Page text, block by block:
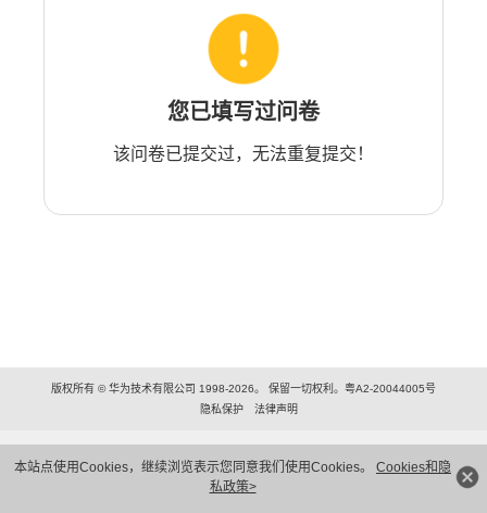
本站点使用Cookies，继续浏览表示您同意我们使用Cookies。 Cookies和隐
私政策>
您已填写过问卷
该问卷已提交过，无法重复提交！
版权所有 © 华为技术有限公司 1998-2026。 保留一切权利。粤A2-20044005号
隐私保护
法律声明